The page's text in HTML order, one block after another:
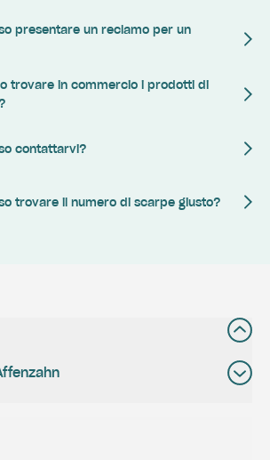
presentare un reclamo per un
trovare in commercio i prodotti di
contattarvi?
trovare il numero di scarpe giusto?